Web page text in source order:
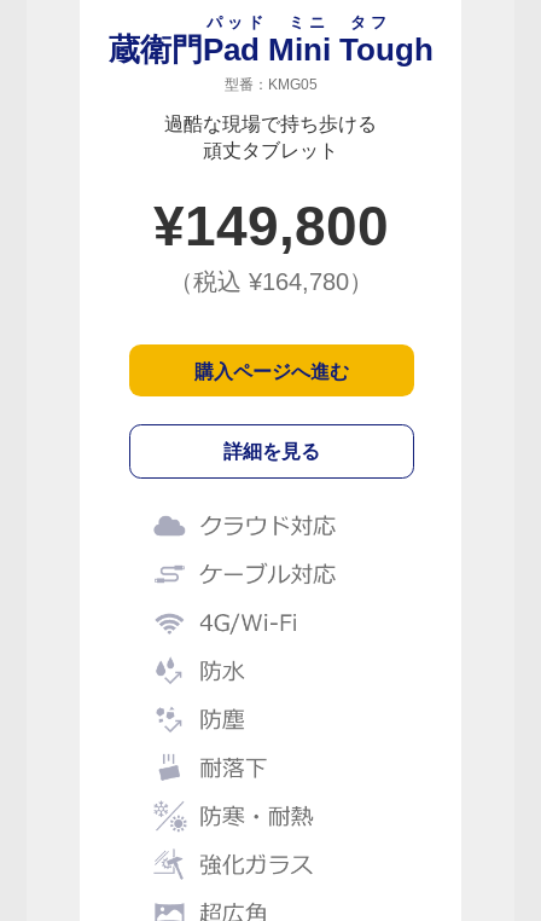
蔵衛門Pad Mini Tough
パッド ミニ タフ
型番：KMG05
過酷な現場で持ち歩ける
頑丈タブレット
¥149,800
（税込 ¥164,780）
購入ページへ進む
詳細を見る